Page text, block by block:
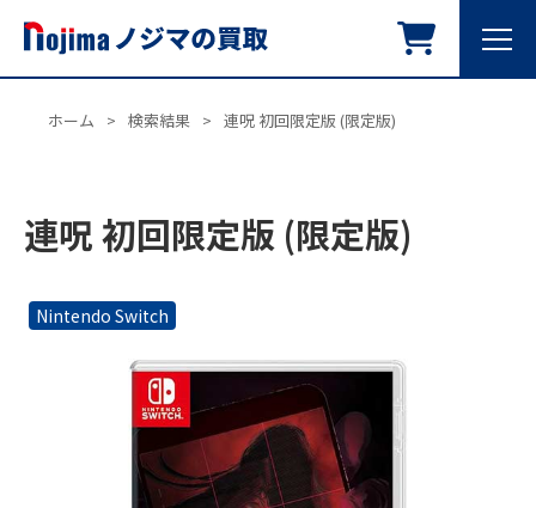
ホーム > 検索結果 > 連呪 初回限定版 (限定版)
連呪 初回限定版 (限定版)
Nintendo Switch